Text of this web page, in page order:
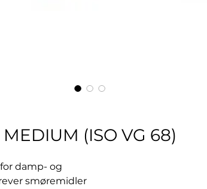
(ISO VG 68)
damp- og
smøremidler